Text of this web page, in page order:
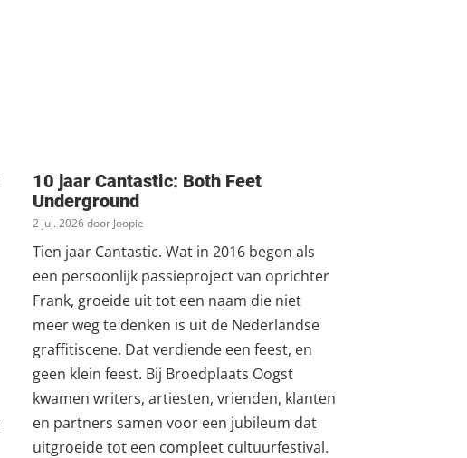
10 jaar Cantastic: Both Feet
Underground
2 jul. 2026 door Joopie
Tien jaar Cantastic. Wat in 2016 begon als
een persoonlijk passieproject van oprichter
Frank, groeide uit tot een naam die niet
meer weg te denken is uit de Nederlandse
graffitiscene. Dat verdiende een feest, en
geen klein feest. Bij Broedplaats Oogst
kwamen writers, artiesten, vrienden, klanten
en partners samen voor een jubileum dat
uitgroeide tot een compleet cultuurfestival.